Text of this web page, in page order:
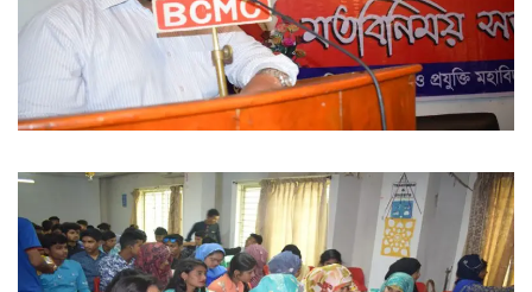
Ministry of Education
University of Rajshahi
Directorate of Technical Education
Bangladesh Technical Education Board, Dhaka
Skills and Training Enhancement Project (STEP)